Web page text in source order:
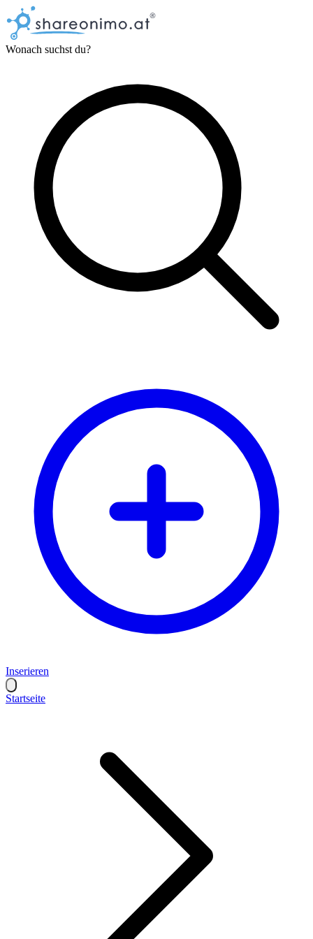
Wonach suchst du?
Inserieren
Startseite